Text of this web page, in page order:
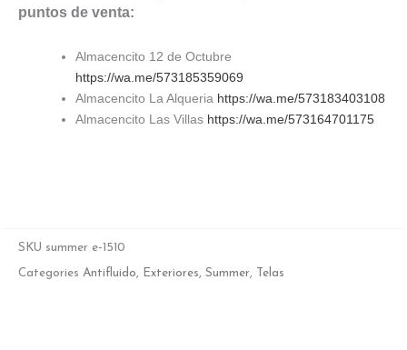
puntos de venta:
Almacencito 12 de Octubre
https://wa.me/573185359069
Almacencito La Alqueria https://wa.me/573183403108
Almacencito Las Villas https://wa.me/573164701175
SKU summer e-1510
Categories Antifluido, Exteriores, Summer, Telas